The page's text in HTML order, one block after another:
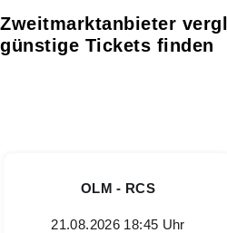
Zweitmarktanbieter
günstige Tickets finden
OLM - RCS
21.08.2026 18:45 Uhr